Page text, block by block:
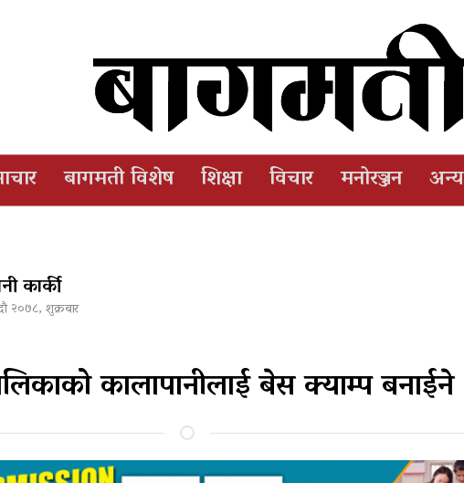
बागमती विशेष शिक्षा विचार मनोरञ्जन अन्य
कार्की
२०७८, शुक्रबार
कालापानीलाई बेस क्याम्प बनाईने